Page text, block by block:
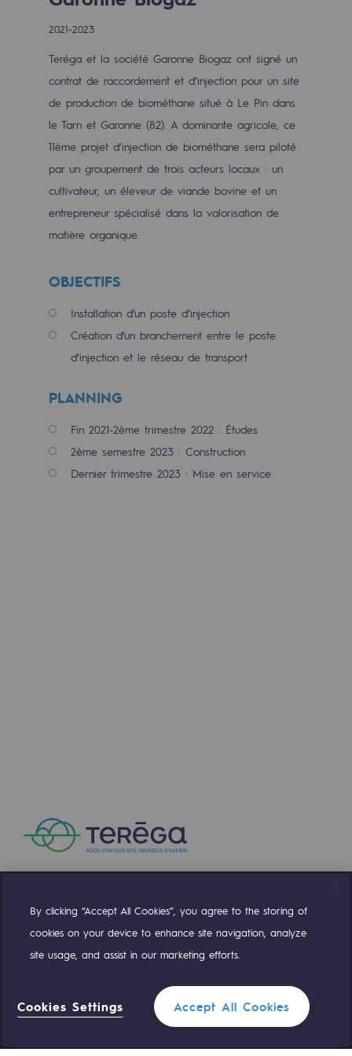
Transversalité et Collaboratif
Notre culture et nos valeurs
Une organisation certifiée
Notre organisation
Notre organisation
Gouvernance
Indicateurs
Les énergies d'avenir
Les énergies d'avenir
Notre vision
Gaz renouvelables et procédés durables
Gaz renouvelables et procédés
Le Labo
Acteur engagé
Ambition RSE
Responsabilité environnementale
Responsabilité environnementale
BE POSITIF, le programme de
2021-2023
Teréga et la société Garonne Biogaz ont signé un
contrat de raccordement et d’injection pour un site
de production de biométhane situé à Le Pin dans
le Tarn et Garonne (82). A dominante agricole, ce
11ème projet d’injection de biométhane sera piloté
par un groupement de trois acteurs locaux : un
cultivateur, un éleveur de viande bovine et un
entrepreneur spécialisé dans la valorisation de
matière organique.
OBJECTIFS
Installation d’un poste d’injection
Création d’un branchement entre le poste
d’injection et le réseau de transport
PLANNING
Fin 2021-2ème trimestre 2022 : Études
2ème semestre 2023 : Construction
Dernier trimestre 2023 : Mise en service
Compte TwitterCompte Facebook
Compte LinkedinCompte Youtube
Standard Teréga 0 559 133 400
By clicking “Accept All Cookies”, you agree to the storing of
cookies on your device to enhance site navigation, analyze
site usage, and assist in our marketing efforts.
Cookies Settings Accept All Cookies